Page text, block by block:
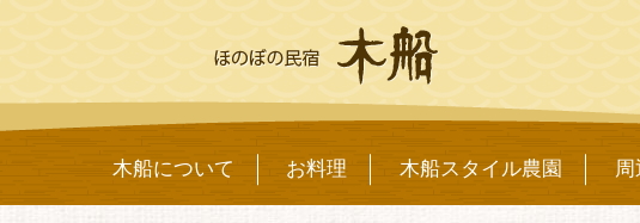
木船について お料理 木船スタイル農園